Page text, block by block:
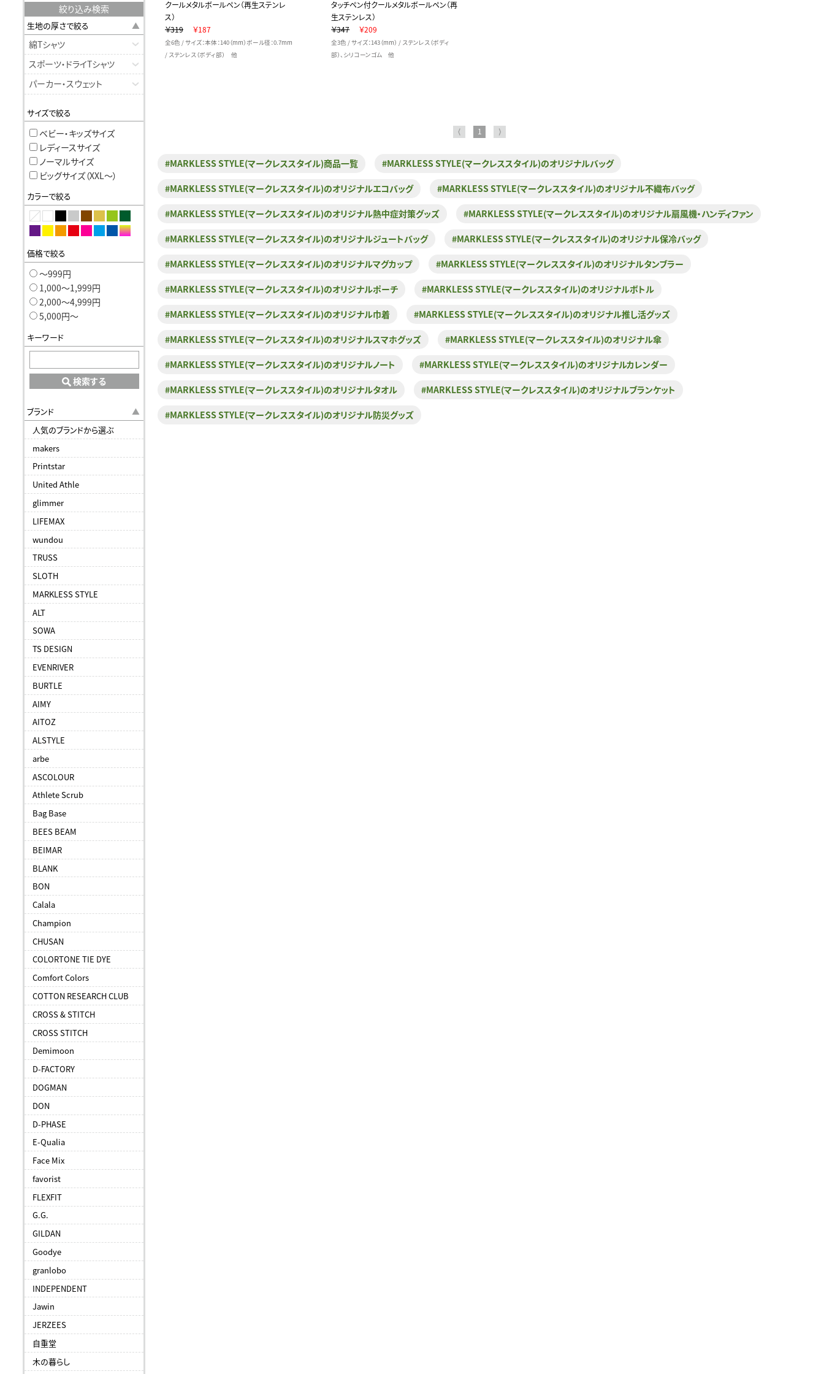
絞り込み検索
生地の厚さで絞る
綿Tシャツ
スポーツ・ドライTシャツ
パーカー・スウェット
サイズで絞る
ベビー・キッズサイズ
レディースサイズ
ノーマルサイズ
ビッグサイズ（XXL〜）
カラーで絞る
価格で絞る
〜999円
1,000〜1,999円
2,000〜4,999円
5,000円〜
キーワード
検索する
ブランド
人気のブランドから選ぶ
makers
Printstar
United Athle
glimmer
LIFEMAX
wundou
TRUSS
SLOTH
MARKLESS STYLE
ALT
SOWA
TS DESIGN
EVENRIVER
BURTLE
AIMY
AITOZ
ALSTYLE
arbe
ASCOLOUR
Athlete Scrub
Bag Base
BEES BEAM
BEIMAR
BLANK
BON
Calala
Champion
CHUSAN
COLORTONE TIE DYE
Comfort Colors
COTTON RESEARCH CLUB
CROSS & STITCH
CROSS STITCH
Demimoon
D-FACTORY
DOGMAN
DON
D-PHASE
E-Qualia
Face Mix
favorist
FLEXFIT
G.G.
GILDAN
Goodye
granlobo
INDEPENDENT
Jawin
JERZEES
自重堂
木の暮らし
クールメタルボールペン（再生ステンレ
ス）
￥319
￥187
全6色 / サイズ：本体：140（mm）ボール径：0.7mm
/ ステンレス（ボディ部） 他
タッチペン付クールメタルボールペン（再
生ステンレス）
￥347
￥209
全3色 / サイズ：143（mm） / ステンレス（ボディ
部）、シリコーンゴム 他
⟨ 1 ⟩
#MARKLESS STYLE(マークレススタイル)商品一覧 #MARKLESS STYLE(マークレススタイル)のオリジナルバッグ
#MARKLESS STYLE(マークレススタイル)のオリジナルエコバッグ #MARKLESS STYLE(マークレススタイル)のオリジナル不織布バッグ
#MARKLESS STYLE(マークレススタイル)のオリジナル熱中症対策グッズ #MARKLESS STYLE(マークレススタイル)のオリジナル扇風機・ハンディファン
#MARKLESS STYLE(マークレススタイル)のオリジナルジュートバッグ #MARKLESS STYLE(マークレススタイル)のオリジナル保冷バッグ
#MARKLESS STYLE(マークレススタイル)のオリジナルマグカップ #MARKLESS STYLE(マークレススタイル)のオリジナルタンブラー
#MARKLESS STYLE(マークレススタイル)のオリジナルポーチ #MARKLESS STYLE(マークレススタイル)のオリジナルボトル
#MARKLESS STYLE(マークレススタイル)のオリジナル巾着 #MARKLESS STYLE(マークレススタイル)のオリジナル推し活グッズ
#MARKLESS STYLE(マークレススタイル)のオリジナルスマホグッズ #MARKLESS STYLE(マークレススタイル)のオリジナル傘
#MARKLESS STYLE(マークレススタイル)のオリジナルノート #MARKLESS STYLE(マークレススタイル)のオリジナルカレンダー
#MARKLESS STYLE(マークレススタイル)のオリジナルタオル #MARKLESS STYLE(マークレススタイル)のオリジナルブランケット
#MARKLESS STYLE(マークレススタイル)のオリジナル防災グッズ